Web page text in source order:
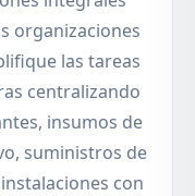
organizaciones
las tareas
centralizando
insumos de
suministros de
con